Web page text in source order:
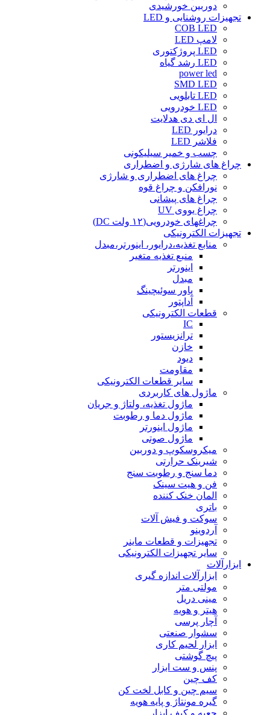
دوربین خورشیدی
تجهیزات روشنایی و LED
COB LED
لامپ LED
LED پروژکتوری
LED رشد گیاه
power led
SMD LED
LED تابلویی
LED خودرویی
ال ای دی هدلایت
درایور LED
فلاشر LED
چسب و خمیر سیلیکونی
چراغ های شارژی و اضطراری
چراغ های اضطراری و شارژی
نورافکن و چراغ قوه
چراغ های پیشانی
چراغ یووی UV
چراغهای خودرویی(۱۲ ولت DC)
تجهیزات الکترونیکی
منابع تغذیه،درایور، اینورتر،مبدل
منبع تغذیه متغیر
اینورتر
مبدل
پاور سوئیچینگ
آداپتور
قطعات الکترونیکی
IC
ترانزیستور
خازن
دیود
مقاومت
سایر قطعات الکترونیکی
ماژول های کاربردی
ماژول تغذیه، ولتاژ و جریان
ماژول دما و رطوبت
ماژول اینورتر
ماژول صوتی
میکروسکوپ و دوربین
شیرینک حرارتی
دما سنج و رطوبت سنج
فن و هیت سینک
المان خنک کننده
باتری
سوکت و فیش آلات
آردوینو
تجهیزات و قطعات ماینر
سایر تجهیزات الکترونیکی
ابزارآلات
ابزارآلات اندازه گیری
مولتی متر
مینی دریل
هیتر و هویه
آچار پرسی
سشوار صنعتی
ابزار لحیم کاری
پیچ گوشتی
پنس و ست ابزار
کف چین
سیم چین و کابل لخت کن
گیره مونتاژ و پایه هویه
جعبه و کیف ابزار